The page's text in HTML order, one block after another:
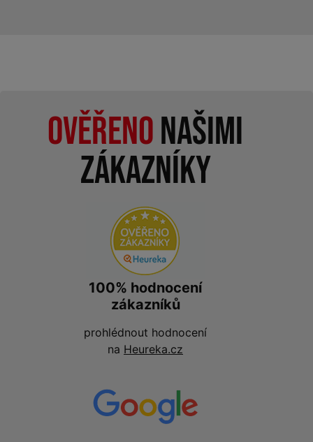
Ověřenonašimi
zákazníky
100% hodnocení
zákazníků
prohlédnout hodnocení
na Heureka.cz